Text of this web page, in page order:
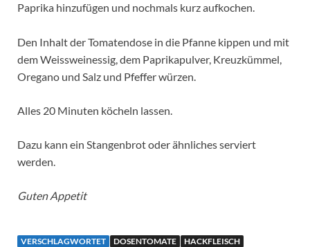
Paprika hinzufügen und nochmals kurz aufkochen.
Den Inhalt der Tomatendose in die Pfanne kippen und mit
dem Weissweinessig, dem Paprikapulver, Kreuzkümmel,
Oregano und Salz und Pfeffer würzen.
Alles 20 Minuten köcheln lassen.
Dazu kann ein Stangenbrot oder ähnliches serviert
werden.
Guten Appetit
VERSCHLAGWORTET DOSENTOMATE
HACKFLEISCH